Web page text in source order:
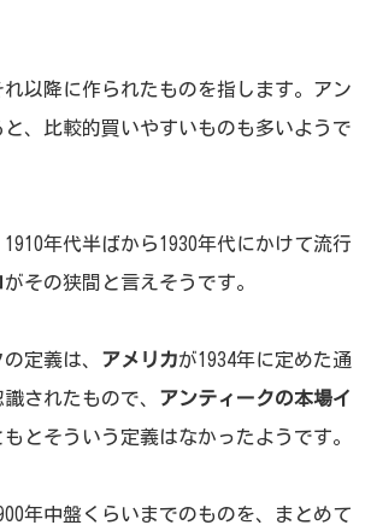
れ以降に作られたものを指します。アン
、比較的買いやすいものも多いようで
年代半ばから1930年代にかけて流行
がその狭間と言えそうです。
定義は、 アメリカが1934年に定めた通
されたもので、 アンティークの本場イ
とそういう定義はなかったようです。
年中盤くらいまでのものを、まとめて